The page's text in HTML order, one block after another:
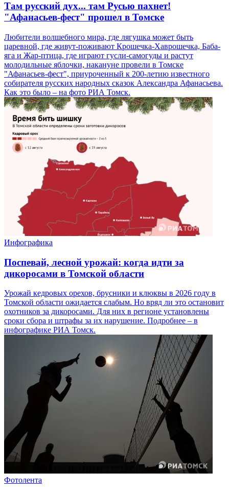
Там русский дух... там Русью пахнет!
"Афанасьев-фест" прошел в Томске
Любители волшебного мира, где лягушка может быть
царевной, где живут-поживают Крошечка-Хаврошечка, Баба-
яга и Жар-птица, где играют гусли-самогуды и растут
молодильные яблочки, накануне провели в Томске
"Афанасьев-фест", приуроченный к 200-летию известного
собирателя русских народных сказок Александра Афанасьева.
Как это было – на фото РИА Томск.
Инфографика
Поспевай, лесной урожай: когда идти за
дикоросами в Томской области
Урожай кедровых орехов, брусники и клюквы в 2026 году в
Томской области ожидается слабым. Но вряд ли это остановит
охотников за дикоросами. Для них в регионе установлены
сроки сбора и штрафы за их нарушение. Подробнее – в
инфографике РИА Томск.
Фотолента